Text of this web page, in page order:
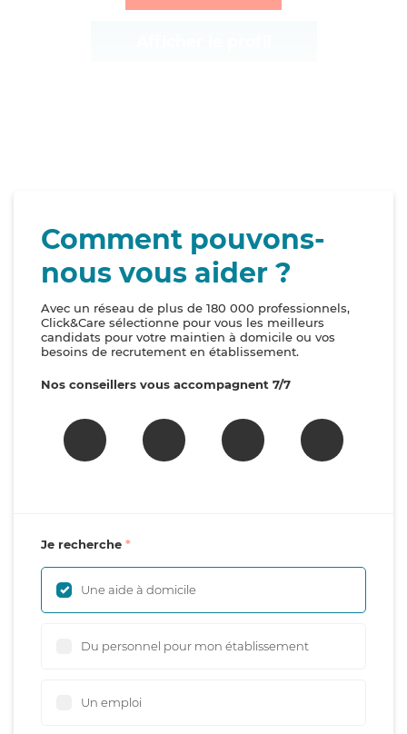
Comment pouvons-
nous vous aider ?
Avec un réseau de plus de 180 000 professionnels,
Click&Care sélectionne pour vous les meilleurs
candidats pour votre maintien à domicile ou vos
besoins de recrutement en établissement.
Nos conseillers vous accompagnent 7/7
Je recherche
Une aide à domicile
Du personnel pour mon établissement
Un emploi